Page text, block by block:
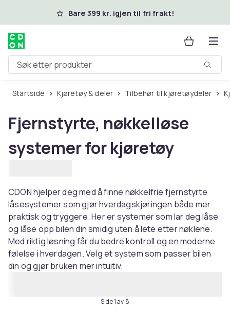
Hopp til hovedinnholdBare 399 kr. igjen til fri frakt!
Søk etter produkter
Startside Kjøretøy & deler Tilbehør til kjøretøydeler
Fjernstyrte, nøkkelløse
systemer for kjøretøy
CDON hjelper deg med å finne nøkkelfrie fjernstyrte
låsesystemer som gjør hverdagskjøringen både mer
praktisk og tryggere. Her er systemer som lar deg låse
og låse opp bilen din smidig uten å lete etter nøklene.
Med riktig løsning får du bedre kontroll og en moderne
følelse i hverdagen. Velg et system som passer bilen
din og gjør bruken mer intuitiv.
Side 1 av 8